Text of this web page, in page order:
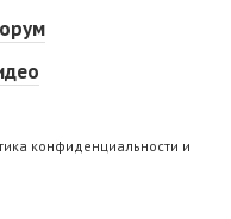
конфиденциальности и